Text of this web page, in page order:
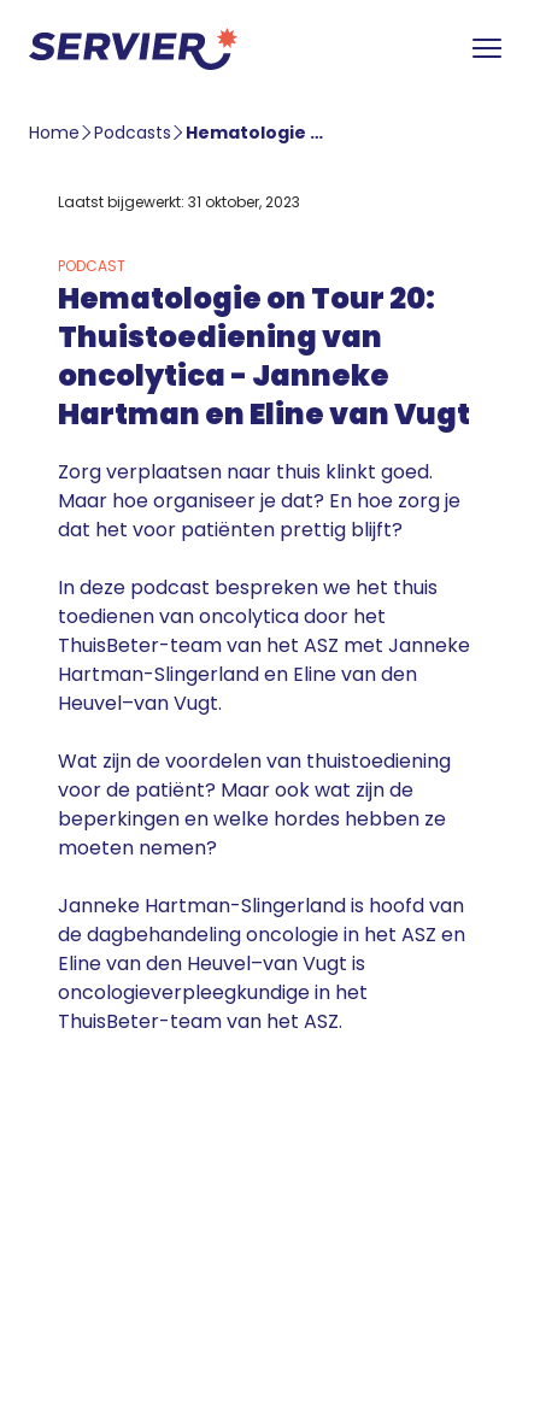
Home Podcasts Hematologie on Tour 20: Thuistoediening van oncolytica – Janneke Hartman en Eline van Vugt
Laatst bijgewerkt: 31 oktober, 2023
PODCAST
Hematologie on Tour 20:
Thuistoediening van
oncolytica - Janneke
Hartman en Eline van Vugt
Zorg verplaatsen naar thuis klinkt goed.
Maar hoe organiseer je dat? En hoe zorg je
dat het voor patiënten prettig blijft?
In deze podcast bespreken we het thuis
toedienen van oncolytica door het
ThuisBeter-team van het ASZ met Janneke
Hartman-Slingerland en Eline van den
Heuvel–van Vugt.
Wat zijn de voordelen van thuistoediening
voor de patiënt? Maar ook wat zijn de
beperkingen en welke hordes hebben ze
moeten nemen?
Janneke Hartman-Slingerland is hoofd van
de dagbehandeling oncologie in het ASZ en
Eline van den Heuvel–van Vugt is
oncologieverpleegkundige in het
ThuisBeter-team van het ASZ.